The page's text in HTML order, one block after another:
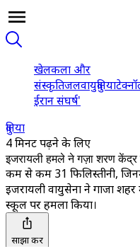
खेलकला और
संस्कृतिजलवायुदुनिया
ईरान संघर्ष'
दुनिया
4 मिनट पढ़ने के लिए
इजरायली हमले ने गज़ा शरण
कम से कम 31 फिलिस्तीनी,
इजरायली वायुसेना ने गाजा शहर
स्कूल पर हमला किया।
साझा करें